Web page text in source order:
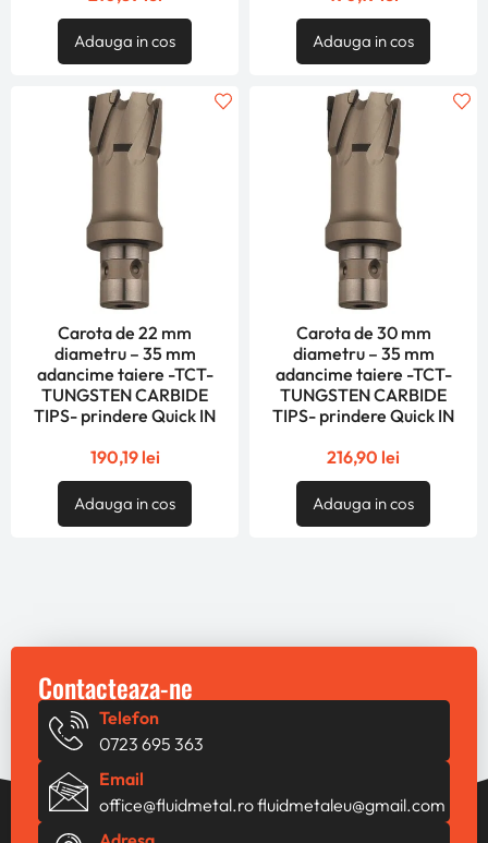
Adauga in cos Adauga in cos
Carota de 22 mm
diametru – 35 mm
adancime taiere -TCT-
TUNGSTEN CARBIDE
TIPS- prindere Quick IN
190,19 lei
Adauga in cos
Carota de 30 mm
diametru – 35 mm
adancime taiere -TCT-
TUNGSTEN CARBIDE
TIPS- prindere Quick IN
216,90 lei
Adauga in cos
Contacteaza-ne
Telefon
0723 695 363
Email
office@fluidmetal.rofluidmetaleu@gmail.com